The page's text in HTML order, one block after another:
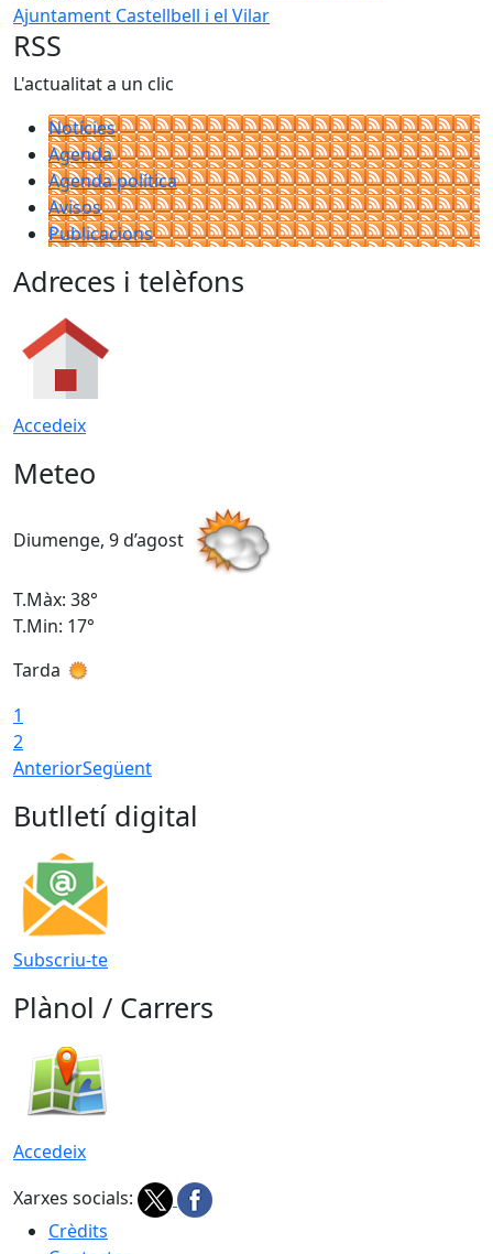
Ajuntament Castellbell i el Vilar
RSS
L'actualitat a un clic
Notícies
Agenda
Agenda política
Avisos
Publicacions
Adreces i telèfons
Accedeix
Meteo
Diumenge, 9 d’agost
T.Màx: 38°
T.Min: 17°
Tarda
1
2
AnteriorSegüent
Butlletí digital
Subscriu-te
Plànol / Carrers
Accedeix
Xarxes socials:
Crèdits